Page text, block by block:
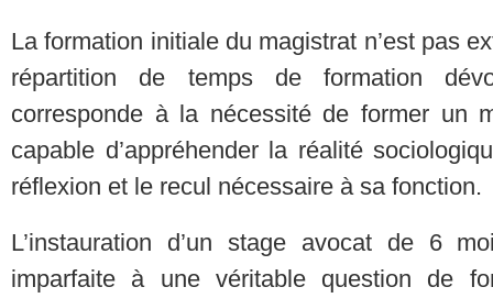
La formation initiale du magistrat n’est pas
répartition de temps de formation
corresponde à la nécessité de former un
capable d’appréhender la réalité
réflexion et le recul nécessaire à sa fonction.
L’instauration d’un stage avocat de 6
imparfaite à une véritable question de